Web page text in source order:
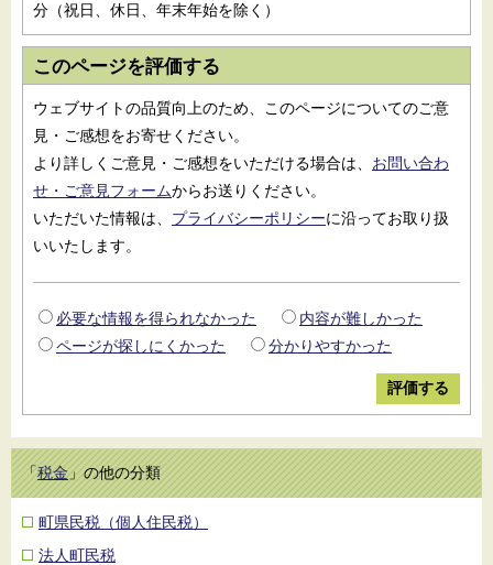
分（祝日、休日、年末年始を除く）
このページを評価する
ウェブサイトの品質向上のため、このページについてのご意
見・ご感想をお寄せください。
より詳しくご意見・ご感想をいただける場合は、 お問い合わ
せ・ご意見フォームからお送りください。
いただいた情報は、 プライバシーポリシーに沿ってお取り扱
いいたします。
必要な情報を得られなかった
内容が難しかった
ページが探しにくかった
分かりやすかった
「税金」の他の分類
町県民税（個人住民税）
法人町民税